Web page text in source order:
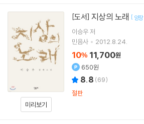
미리보기
[도서] 지상의 노래 [ 양장
이승우저
민음사
2012.8.24.
10% 11,700원
650원
8.8 (69)
절판